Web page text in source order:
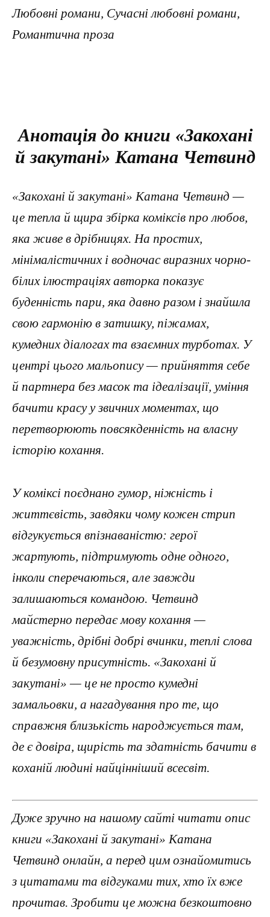
Любовні романи, Сучасні любовні романи,
Романтична проза
Анотація до книги «Закохані
й закутані» Катана Четвинд
«Закохані й закутані» Катанa Четвинд —
це тепла й щира збірка коміксів про любов,
яка живе в дрібницях. На простих,
мінімалістичних і водночас виразних чорно-
білих ілюстраціях авторка показує
буденність пари, яка давно разом і знайшла
свою гармонію в затишку, піжамах,
кумедних діалогах та взаємних турботах. У
центрі цього мальопису — прийняття себе
й партнера без масок та ідеалізації, уміння
бачити красу у звичних моментах, що
перетворюють повсякденність на власну
історію кохання.
У коміксі поєднано гумор, ніжність і
життєвість, завдяки чому кожен стрип
відгукується впізнаваністю: герої
жартують, підтримують одне одного,
інколи сперечаються, але завжди
залишаються командою. Четвинд
майстерно передає мову кохання —
уважність, дрібні добрі вчинки, теплі слова
й безумовну присутність. «Закохані й
закутані» — це не просто кумедні
замальовки, а нагадування про те, що
справжня близькість народжується там,
де є довіра, щирість та здатність бачити в
коханій людині найцінніший всесвіт.
Дуже зручно на нашому сайті читати опис
книги «Закохані й закутані» Катана
Четвинд онлайн, а перед цим ознайомитись
з цитатами та відгуками тих, хто їх вже
прочитав. Зробити це можна безкоштовно